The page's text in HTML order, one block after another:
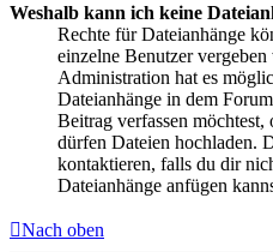
Weshalb kann ich keine
Rechte für Dateianhänge
einzelne Benutzer
Administration hat es
Dateianhänge in dem
Beitrag verfassen
dürfen Dateien hochladen.
kontaktieren, falls du dir
Dateianhänge anfügen
Nach oben